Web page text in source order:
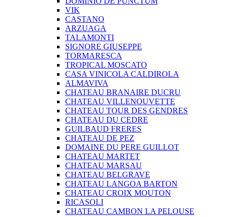
VIK
CASTANO
ARZUAGA
TALAMONTI
SIGNORE GIUSEPPE
TORMARESCA
TROPICAL MOSCATO
CASA VINICOLA CALDIROLA
ALMAVIVA
CHATEAU BRANAIRE DUCRU
CHATEAU VILLENOUVETTE
CHATEAU TOUR DES GENDRES
CHATEAU DU CEDRE
GUILBAUD FRERES
CHATEAU DE PEZ
DOMAINE DU PERE GUILLOT
CHATEAU MARTET
CHATEAU MARSAU
CHATEAU BELGRAVE
CHATEAU LANGOA BARTON
CHATEAU CROIX MOUTON
RICASOLI
CHATEAU CAMBON LA PELOUSE